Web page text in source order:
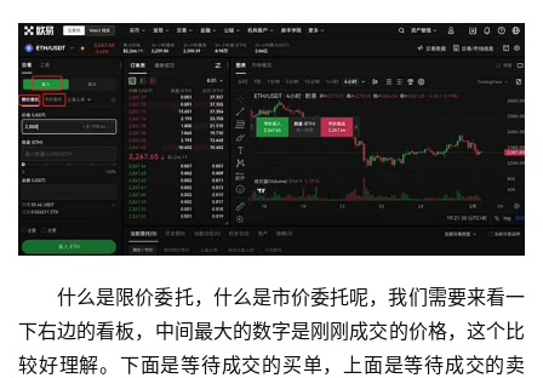
什么是限价委托，什么是市价委托呢，我们需要来看一
下右边的看板，中间最大的数字是刚刚成交的价格，这个比
较好理解。下面是等待成交的买单，上面是等待成交的卖